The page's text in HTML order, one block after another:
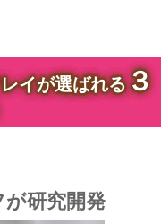
イが選ばれる３
研究開発